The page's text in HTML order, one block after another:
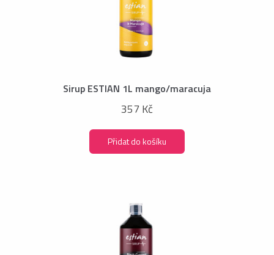
Sirup ESTIAN 1L mango/maracuja
357 Kč
Přidat do košíku